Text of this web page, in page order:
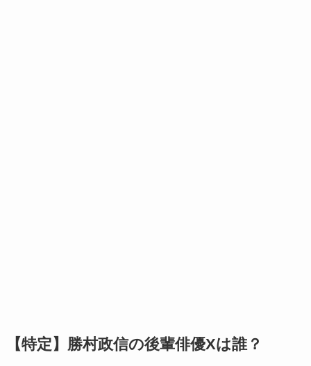
【特定】勝村政信の後輩俳優Xは誰？